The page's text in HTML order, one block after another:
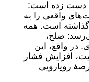
دست زده است:
واقعی را به
است. همه
صلح،
در واقع، این
افزایش فشار
رویارویی